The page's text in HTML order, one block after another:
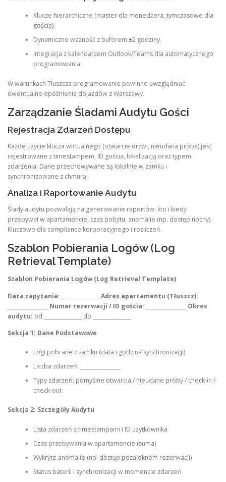
Klucze hierarchiczne (master dla menedżera, tymczasowe dla
gościa).
Dynamiczne ważność z buforem ±2 godziny.
Integracja z kalendarzem Outlook/Teams dla automatycznego
programowania.
W warunkach Tłuszcza programowanie powinno uwzględniać
ewentualne opóźnienia dojazdów z Warszawy.
Zarządzanie Śladami Audytu Gości
Rejestracja Zdarzeń Dostępu
Każde użycie klucza wirtualnego (otwarcie drzwi, nieudana próba) jest
rejestrowane z timestampem, ID gościa, lokalizacją oraz typem
zdarzenia. Dane przechowywane są lokalnie w zamku i
synchronizowane z chmurą.
Analiza i Raportowanie Audytu
Ślady audytu pozwalają na generowanie raportów: kto i kiedy
przebywał w apartamencie, czas pobytu, anomalie (np. dostęp nocny).
Kluczowe dla compliance korporacyjnego i rozliczeń.
Szablon Pobierania Logów (Log
Retrieval Template)
Szablon Pobierania Logów (Log Retrieval Template)
Data zapytania:
Adres apartamentu (Tłuszcz):
Numer rezerwacji / ID gościa:
Okres
audytu: od _______________ do _______________
Sekcja 1: Dane Podstawowe
Logi pobrane z zamku (data i godzina synchronizacji)
Liczba zdarzeń: ________________
Typy zdarzeń: pomyślne otwarcia / nieudane próby / check-in /
check-out
Sekcja 2: Szczegóły Audytu
Lista zdarzeń z timestampami i ID użytkownika
Czas przebywania w apartamencie (suma)
Wykryte anomalie (np. dostęp poza oknem rezerwacji)
Status baterii i synchronizacji w momencie zdarzeń